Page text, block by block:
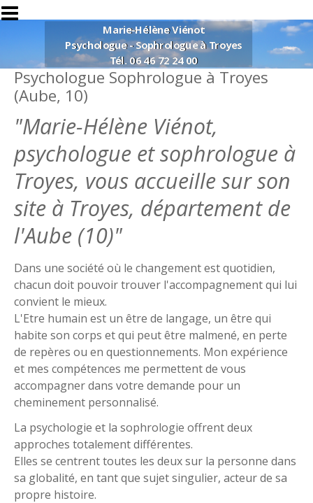
Aller au contenu principal
Marie-Hélène Viénot
Psychologue - Sophrologue à Troyes
Tél. 06 46 72 24 00
Previous
1
Next
Psychologue Sophrologue à Troyes
(Aube, 10)
"Marie-Hélène Viénot,
psychologue et sophrologue à
Troyes, vous accueille sur son
site à Troyes, département de
l'Aube (10)"
Dans une société où le changement est quotidien,
chacun doit pouvoir trouver l'accompagnement qui lui
convient le mieux.
L'Etre humain est un être de langage, un être qui
habite son corps et qui peut être malmené, en perte
de repères ou en questionnements. Mon expérience
et mes compétences me permettent de vous
accompagner dans votre demande pour un
cheminement personnalisé.
La psychologie et la sophrologie offrent deux
approches totalement différentes.
Elles se centrent toutes les deux sur la personne dans
sa globalité, en tant que sujet singulier, acteur de sa
propre histoire.